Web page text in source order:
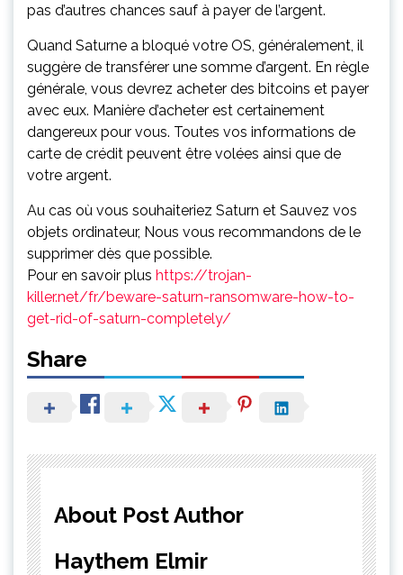
pas d’autres chances sauf à payer de l’argent.
Quand Saturne a bloqué votre OS, généralement, il
suggère de transférer une somme d’argent. En règle
générale, vous devrez acheter des bitcoins et payer
avec eux. Manière d’acheter est certainement
dangereux pour vous. Toutes vos informations de
carte de crédit peuvent être volées ainsi que de
votre argent.
Au cas où vous souhaiteriez Saturn et Sauvez vos
objets ordinateur, Nous vous recommandons de le
supprimer dès que possible.
Pour en savoir plus https://trojan-
killer.net/fr/beware-saturn-ransomware-how-to-
get-rid-of-saturn-completely/
Share
About Post Author
Haythem Elmir